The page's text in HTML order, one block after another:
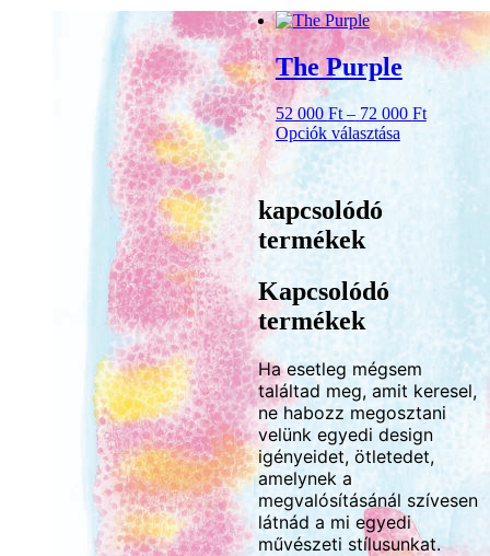
The Purple
52 000Ft – 72 000 Ft
Opciók választása
Ennek
terméknek
több
variációja
van.
A
változatok
termékoldalon
választhatók
ki
kapcsolódó
termékek
Kapcsolódó
termékek
Ha esetleg mégsem
találtad meg, amit keresel,
ne habozz megosztani
velünk egyedi design
igényeidet, ötletedet,
amelynek a
megvalósításánál szívesen
látnád a mi egyedi
művészeti stílusunkat.